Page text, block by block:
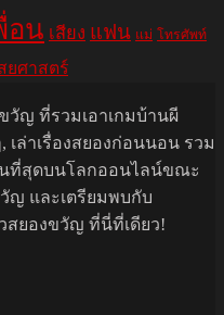
อน เสียง แฟน แม่ โทรศัพท์
ยศาสตร์
วัญ ที่รวมเอาเกมบ้านผี
เล่าเรื่องสยองก่อนนอน รวม
ที่สุดบนโลกออนไลน์ขณะ
ญ และเตรียมพบกับ
สยองขวัญ ที่นี่ที่เดียว!